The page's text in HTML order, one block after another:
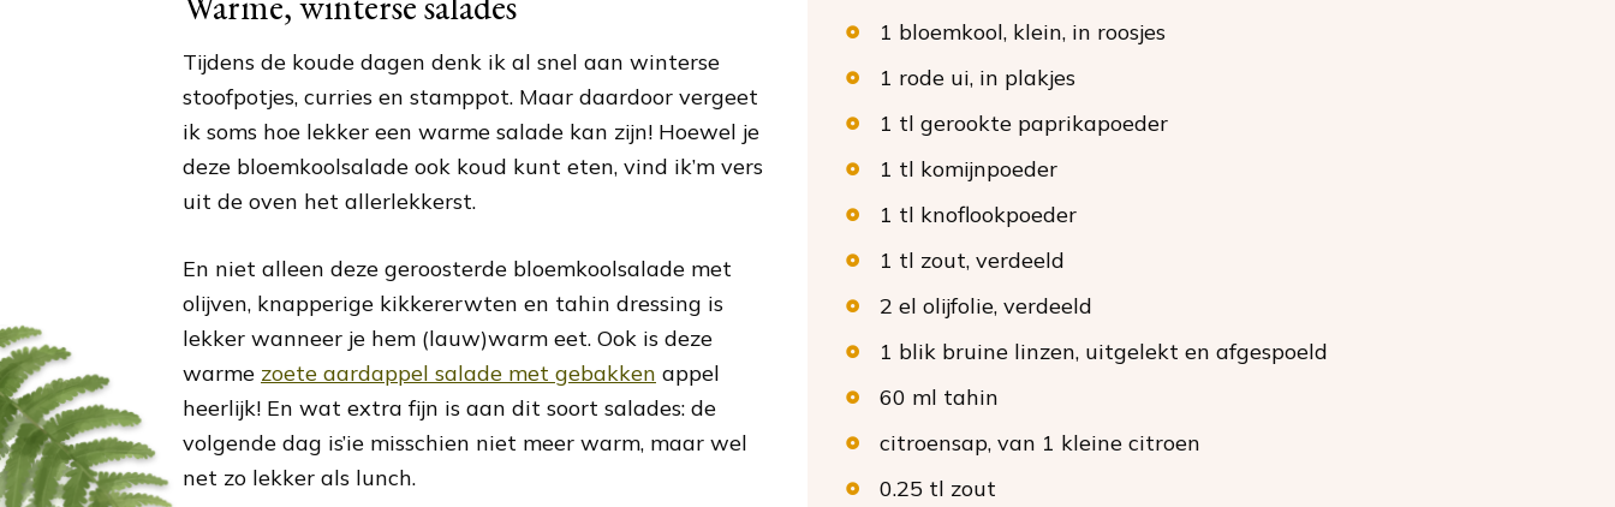
Tijdens de koude dagen denk ik al snel aan winterse
stoofpotjes, curries en stamppot. Maar daardoor vergeet
ik soms hoe lekker een warme salade kan zijn! Hoewel je
deze bloemkoolsalade ook koud kunt eten, vind ik’m vers
uit de oven het allerlekkerst.
En niet alleen deze geroosterde bloemkoolsalade met
olijven, knapperige kikkererwten en tahin dressing is
lekker wanneer je hem (lauw)warm eet. Ook is deze
warme zoete aardappel salade met gebakken appel
heerlijk! En wat extra fijn is aan dit soort salades: de
volgende dag is’ie misschien niet meer warm, maar wel
net zo lekker als lunch.
1 bloemkool, klein, in roosjes
1 rode ui, in plakjes
1 tl gerookte paprikapoeder
1 tl komijnpoeder
1 tl knoflookpoeder
1 tl zout, verdeeld
2 el olijfolie, verdeeld
1 blik bruine linzen, uitgelekt en afgespoeld
60 ml tahin
citroensap, van 1 kleine citroen
0.25 tl zout